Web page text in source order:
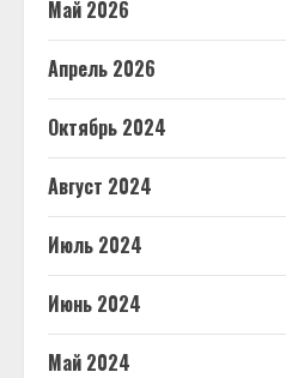
Май 2026
Апрель 2026
Октябрь 2024
Август 2024
Июль 2024
Июнь 2024
Май 2024